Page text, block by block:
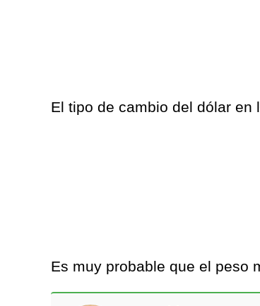
El tipo de cambio del dólar en
Es muy probable que el peso